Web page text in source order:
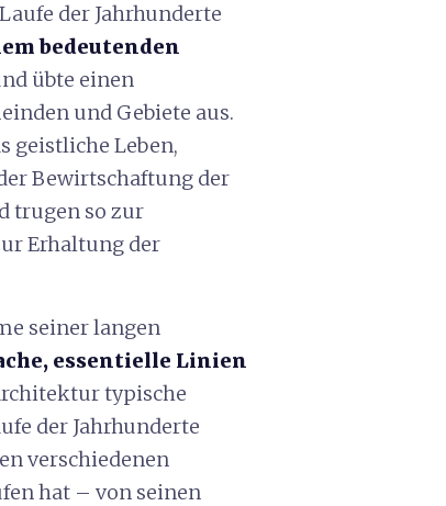
der Jahrhunderte
bedeutenden
übte einen
und Gebiete aus.
geistliche Leben,
Bewirtschaftung der
trugen so zur
Erhaltung der
seiner langen
essentielle Linien
typische
der Jahrhunderte
verschiedenen
hat – von seinen